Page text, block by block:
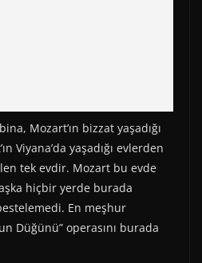
Mozart’ın bizzat yaşadığı
Viyana’da yaşadığı evlerden
tek evdir. Mozart bu evde
hiçbir yerde burada
En meşhur
Düğünü” operasını burada